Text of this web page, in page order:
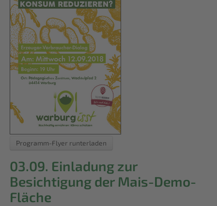
Programm-Flyer runterladen
03.09. Einladung zur
Besichtigung der Mais-Demo-
Fläche